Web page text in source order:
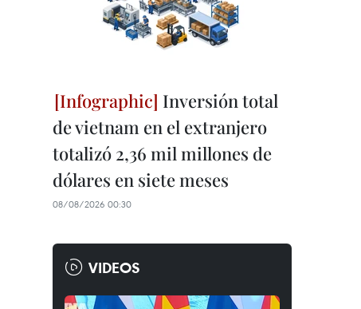
Inversión total
de vietnam en el extranjero
totalizó 2,36 mil millones de
dólares en siete meses
08/08/2026 00:30
VIDEOS